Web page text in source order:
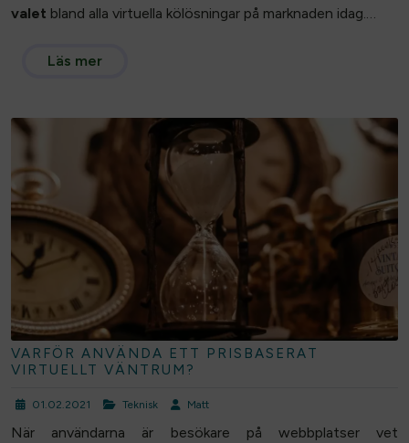
valet bland alla virtuella kölösningar på marknaden idag.…
Läs mer
VARFÖR ANVÄNDA ETT PRISBASERAT
VIRTUELLT VÄNTRUM?
01.02.2021 Teknisk Matt
När användarna är besökare på webbplatser vet